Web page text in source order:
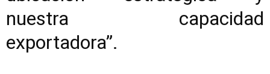
nuestra capacidad
exportadora”.